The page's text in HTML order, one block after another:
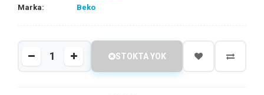
Marka:
Beko
STOKTA YOK